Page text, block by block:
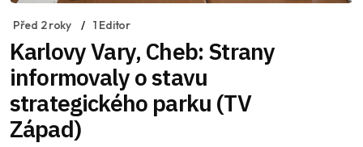
Před 2 roky 1 Editor
Karlovy Vary, Cheb: Strany
informovaly o stavu
strategického parku (TV
Západ)